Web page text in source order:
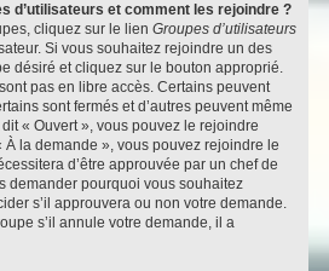
d’utilisateurs et comment les rejoindre ?
cliquez sur le lien Groupes d’utilisateurs
Si vous souhaitez rejoindre un des
désiré et cliquez sur le bouton approprié.
pas en libre accès. Certains peuvent
sont fermés et d’autres peuvent même
« Ouvert », vous pouvez le rejoindre
À la demande », vous pouvez rejoindre le
d’être approuvée par un chef de
demander pourquoi vous souhaitez
s’il approuvera ou non votre demande.
s’il annule votre demande, il a